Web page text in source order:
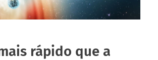
rápido que a